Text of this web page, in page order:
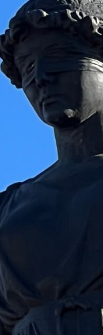
Поиски